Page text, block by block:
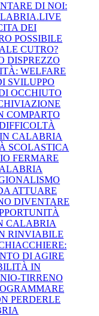
DI NOI:
DEI
POSSIBILE
CUTRO?
DISPREZZO
WELFARE
SVILUPPO
OCCHIUTO
COMPARTO
CALABRIA
SCOLASTICA
FERMARE
ATTUARE
DIVENTARE
CALABRIA
RINVIABILE
DI AGIRE
IN
TIRRENO
PERDERLE